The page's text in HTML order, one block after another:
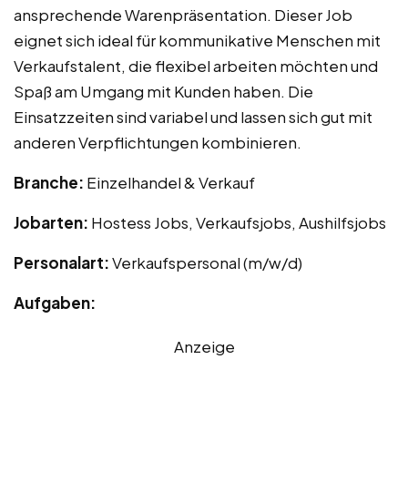
ansprechende Warenpräsentation. Dieser Job
eignet sich ideal für kommunikative Menschen mit
Verkaufstalent, die flexibel arbeiten möchten und
Spaß am Umgang mit Kunden haben. Die
Einsatzzeiten sind variabel und lassen sich gut mit
anderen Verpflichtungen kombinieren.
Branche: Einzelhandel & Verkauf
Jobarten: Hostess Jobs, Verkaufsjobs, Aushilfsjobs
Personalart:Verkaufspersonal (m/w/d)
Aufgaben:
Anzeige